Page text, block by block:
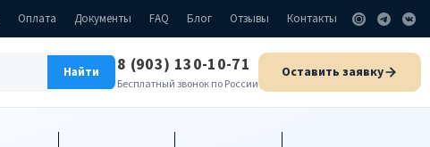
Оплата Документы FAQ Блог Отзывы Контакты
Найти 8 (903) 130-10-71
Бесплатный звонок по России
Оставить заявку